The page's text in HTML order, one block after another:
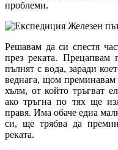
проблеми.
Решавам да си спестя
през реката. Прецапвам
пълнят с вода, заради
веднага, щом преминавам
хълм, от който тръгват
ако тръгна по тях ще
правя. Има обаче една
си, ще трябва да
реката.